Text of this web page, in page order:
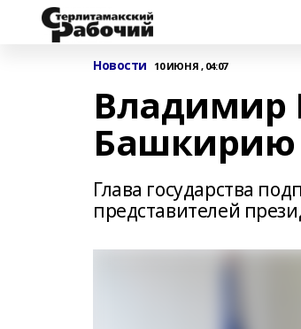
Новости 10 ИЮНЯ , 04:07
Владимир
Башкирию
Глава государства
представителей